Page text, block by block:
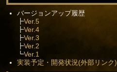
バージョンアップ履歴
┣Ver.5
┣Ver.4
┣Ver.3
┣Ver.2
┗Ver.1
実装予定・開発状況(外部リンク)